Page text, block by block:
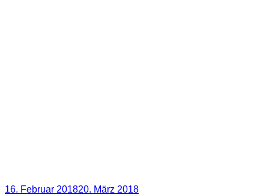
Veröffentlicht
16. Februar 201820. März 2018